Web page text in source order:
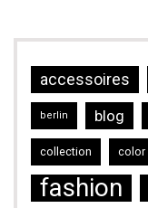
accessoires
berlin blog
collection color
fashion